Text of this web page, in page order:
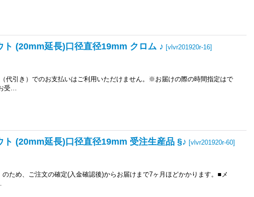
(20mm延長)口径直径19mm クロム ♪ [vlvr201920r-16]
引き）でのお支払いはご利用いただけません。※お届けの際の時間指定はで
受…
(20mm延長)口径直径19mm 受注生産品 §♪ [vlvr201920r-60]
ため、ご注文の確定(入金確認後)からお届けまで7ヶ月ほどかかります。■メ